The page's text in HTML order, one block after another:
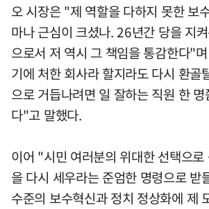
오 시장은 "제 역할을 다하지 못한 보
마나 근심이 크셨나. 26년간 당을 지
으로서 저 역시 그 책임을 통감한다"
기에 처한 회사라 할지라도 다시 환골
으로 거듭나려면 일 잘하는 직원 한
다"고 말했다.
이어 "시민 여러분의 위대한 선택으
을 다시 세우라는 준엄한 명령으로
수준의 보수혁신과 정치 정상화에 제